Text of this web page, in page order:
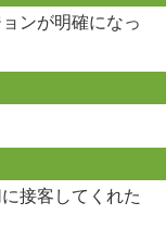
ンが明確になっ
接客してくれた